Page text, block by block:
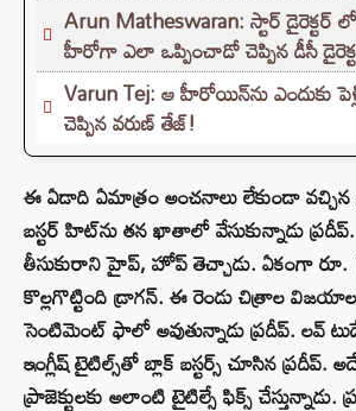
Arun Matheswaran: స్టార్ డైరెక్టర్
హీరోగా ఎలా ఒప్పించాడో చెప్పిన డీసీ
Varun Tej: ఆ హీరోయిన్‌ను ఎందుకు
చెప్పిన వరుణ్ తేజ్!
ఈ ఏడాది ఏమాత్రం అంచనాలు లేకుండా
బస్టర్ హిట్‌ను తన ఖాతాలో వేసుకున్నాడు
తీసుకురాని హైప్, హోప్ తెచ్చాడు. ఏకంగా రూ.
కొల్లగొట్టింది డ్రాగన్. ఈ రెండు చిత్రాల
సెంటిమెంట్ ఫాలో అవుతున్నాడు ప్రదీప్. లవ్
ఇంగ్లీష్ టైటిల్స్‌తో బ్లాక్ బస్టర్స్ చూసిన ప్రదీప్.
ప్రాజెక్టులకు అలాంటి టైటిల్సే ఫిక్స్ చేస్తున్నాడు.